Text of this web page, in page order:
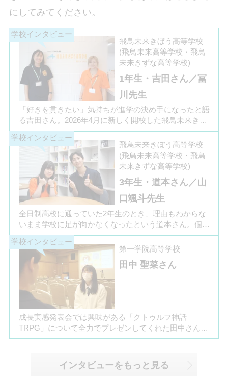
にしてみてください。
飛鳥未来きぼう高等学校
(飛鳥未来高等学校・飛鳥
未来きずな高等学校)
1年生・吉田さん／冨
川先生
「好きを貫きたい」気持ちが進学の決め手になったと語
る吉田さん。2026年4月に新しく開校した飛鳥未来きぼ
う高等学校 柏キャンパスの1年生です。彼女は中学3年
生の公立入試直前に「自分らしく過ごしながら夢に近づ
ける環境を選びたい」と思い、進路変更を決意しまし
た。今回は吉田さん、同キャンパスの冨川先生に、通信
制高校の学校生活の様子や雰囲気、行事について語って
いただきました。お互いの話からは、日々の何気ない会
話や行事を通じて育まれた、先生と生徒の温かな信頼関
係もうかがえました。
飛鳥未来きぼう高等学校
(飛鳥未来高等学校・飛鳥
未来きずな高等学校)
3年生・道本さん／山
口颯斗先生
全日制高校に通っていた2年生のとき、理由もわからな
いまま学校に足が向かなくなったという道本さん。個別
相談会で感じた先生の「温かさ」を決め手に、飛鳥未来
きぼう高等学校の町田キャンパスへの転入を選びまし
た。現在は同校に3年生として在籍しながら、オープン
キャンパスでは未来の後輩たちのサポート役「キャス
ト」として活躍しています。同校の山口颯斗先生ととも
に、通信制ならではの人との関わりや、自分らしく過ご
せる学校生活について語ってくれました。
第一学院高等学校
田中 聖菜さん
成長実感発表会では興味がある「クトゥルフ神話
TRPG」について全力でプレゼンしてくれた田中さん
は、全日制高校での生活の中で体調を崩し、12月に第一
トやスクーリングをこなしながら、自分らしく過ごせる
ようになった2か月を振り返ってお話いただきました。
インタビューをもっと見る